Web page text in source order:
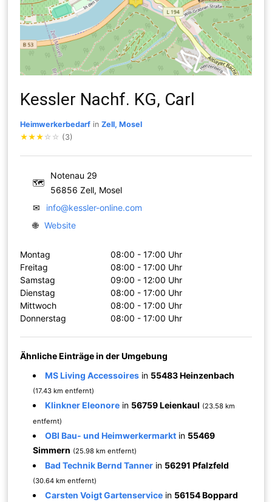
Kessler Nachf. KG, Carl
Heimwerkerbedarf inZell, Mosel
★★★ ☆ ☆ (3)
🗺
Notenau 29
56856 Zell, Mosel
✉
info@kessler-online.com
🌐 Website
Montag
08:00 - 17:00 Uhr
Freitag
08:00 - 17:00 Uhr
Samstag
09:00 - 12:00 Uhr
Dienstag
08:00 - 17:00 Uhr
Mittwoch
08:00 - 17:00 Uhr
Donnerstag
08:00 - 17:00 Uhr
Ähnliche Einträge in der Umgebung
MS Living Accessoires in 55483 Heinzenbach
(17.43 km entfernt)
Klinkner Eleonore in 56759 Leienkaul (23.58 km
entfernt)
OBI Bau- und Heimwerkermarkt in 55469
Simmern (25.98 km entfernt)
Bad Technik Bernd Tanner in 56291 Pfalzfeld
(30.64 km entfernt)
Carsten Voigt Gartenservice in 56154 Boppard